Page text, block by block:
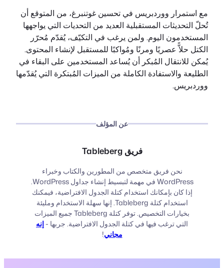
مع استمرار ووردبريس في تحسين غوتنبرغ، من المتوقع أن
تُحلّ التحديثات المستقبلية العديد من التحديات التي يواجهها
المستخدمون اليوم. ولمن يرغب في التكيّف، يُقدّم مُحرّر
الكتل حلاًّ عصريًا ومرنًا ومُواكبًا للمستقبل لإنشاء المحتوى.
يُمكن للانتقال المُبكر أن يُساعد المستخدمين على البقاء في
الطليعة والاستفادة الكاملة من الميزات المُبتكرة التي يُقدّمها
ووردبريس.
عن المؤلف
فريق Tableberg
نحن فريق متخصص من المطورين والكتاب وخبراء
WordPress في مهمة لتبسيط إنشاء جداول WordPress.
إذا كان بإمكانك استخدام كتلة الجدول الافتراضية، فيمكنك
استخدام كتلة Tableberg. إنها سهلة الاستخدام ومليئة
بخيارات التخصيص. توفر كتلة Tableberg جميع الميزات
التي ترغب فيها في كتلة الجدول الافتراضية. جربها -إنه
مجاني!